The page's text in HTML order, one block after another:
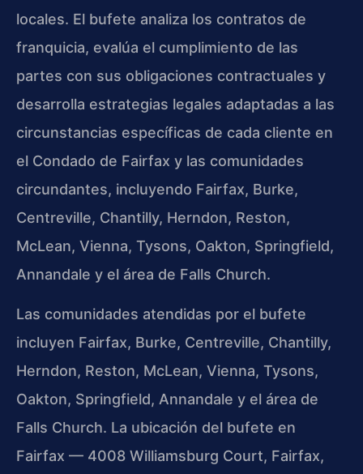
locales. El bufete analiza los contratos de
franquicia, evalúa el cumplimiento de las
partes con sus obligaciones contractuales y
desarrolla estrategias legales adaptadas a las
circunstancias específicas de cada cliente en
el Condado de Fairfax y las comunidades
circundantes, incluyendo Fairfax, Burke,
Centreville, Chantilly, Herndon, Reston,
McLean, Vienna, Tysons, Oakton, Springfield,
Annandale y el área de Falls Church.
Las comunidades atendidas por el bufete
incluyen Fairfax, Burke, Centreville, Chantilly,
Herndon, Reston, McLean, Vienna, Tysons,
Oakton, Springfield, Annandale y el área de
Falls Church. La ubicación del bufete en
Fairfax — 4008 Williamsburg Court, Fairfax,